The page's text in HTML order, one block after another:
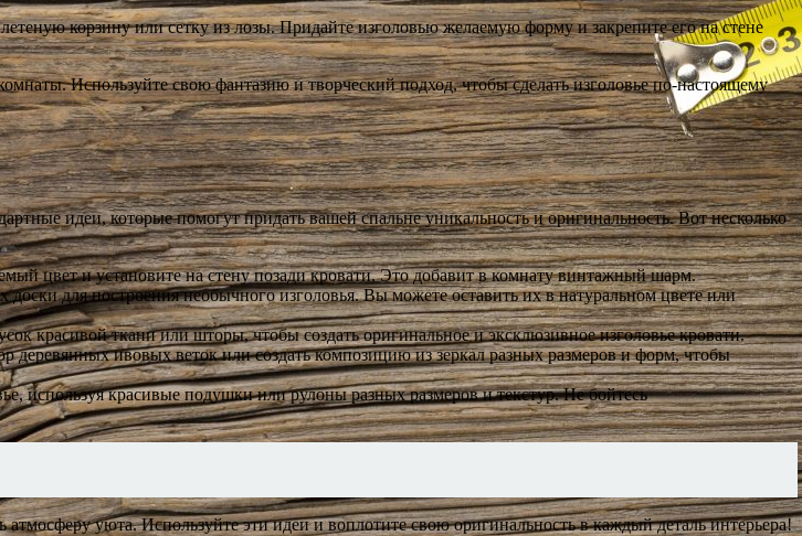
корзину или сетку из лозы. Придайте изголовью желаемую форму и закрепите его на стене
Используйте свою фантазию и творческий подход, чтобы сделать изголовье по-настоящему
идеи, которые помогут придать вашей спальне уникальность и оригинальность. Вот несколько
цвет и установите на стену позади кровати. Это добавит в комнату винтажный шарм.
доски для построения необычного изголовья. Вы можете оставить их в натуральном цвете или
красивой ткани или шторы, чтобы создать оригинальное и эксклюзивное изголовье кровати.
деревянных ивовых веток или создать композицию из зеркал разных размеров и форм, чтобы
используя красивые подушки или рулоны разных размеров и текстур. Не бойтесь
уюта. Используйте эти идеи и воплотите свою оригинальность в каждый деталь интерьера!